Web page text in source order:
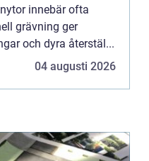
innebär ofta
grävning ger
och dyra återstäl...
04 augusti 2026